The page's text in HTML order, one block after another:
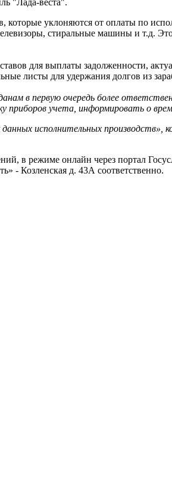
уклоняются от оплаты по
стиральные машины и т.д.
для выплаты задолженности,
листы для удержания долгов из
в первую очередь более
приборов учета, информировать о
исполнительных производств»,
в режиме онлайн через портал
- Козленская д. 43А соответственно.